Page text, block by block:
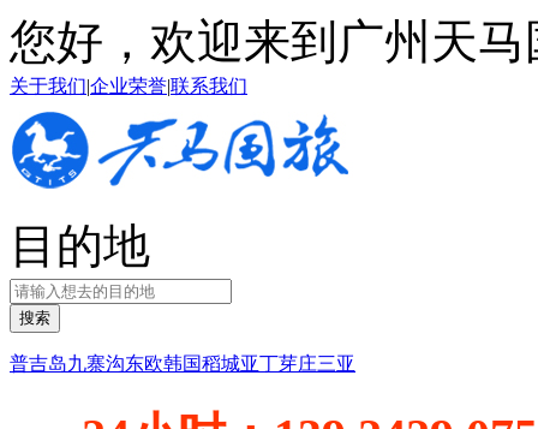
您好，欢迎来到广州天
关于我们|企业荣誉|联系我们
目的地
搜索
普吉岛九寨沟东欧韩国稻城亚丁芽庄三亚